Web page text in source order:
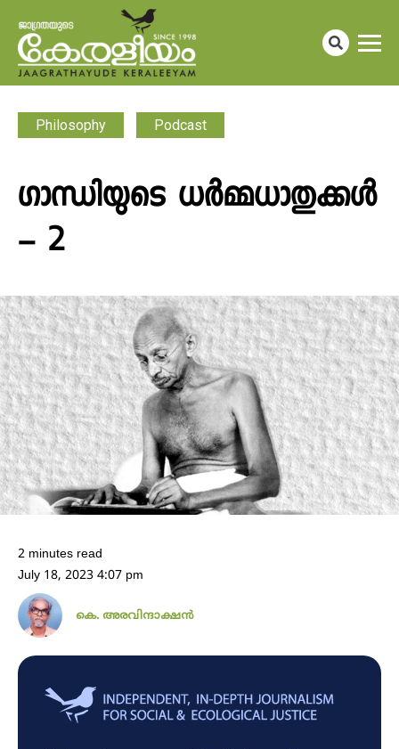
Philosophy Podcast
ഗാന്ധിയുടെ ധർമ്മധാതുക്കൾ
– 2
2 minutes read
July 18, 2023 4:07 pm
കെ. അരവിന്ദാക്ഷൻ